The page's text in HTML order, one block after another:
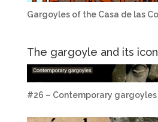
Gargoyles of the Casa de las
The gargoyle and its
#26 – Contemporary gargoyles